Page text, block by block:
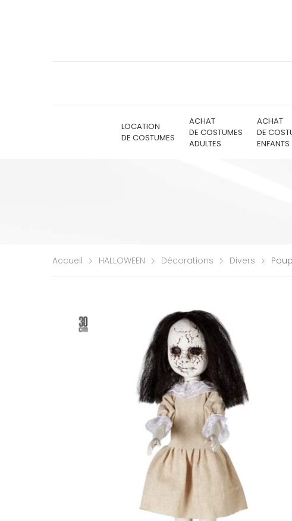
LOCATION
DE COSTUMES
ACHAT
DE COSTUMES
ADULTES
ACHAT
DE
ENFANTS
Accueil HALLOWEEN Décorations Divers